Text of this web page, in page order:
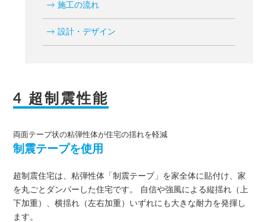
施工の流れ
設計・デザイン
4 超制震性能
両面テープ状の粘弾性体が住宅の揺れを軽減
制震テープを使用
超制震住宅は、粘弾性体「制震テープ」を家全体に貼付け、家
を丸ごとダンパーした住宅です。 自信や強風による縦揺れ（上
下加重）、横揺れ（左右加重）いずれにも大きな耐力を発揮し
ます。